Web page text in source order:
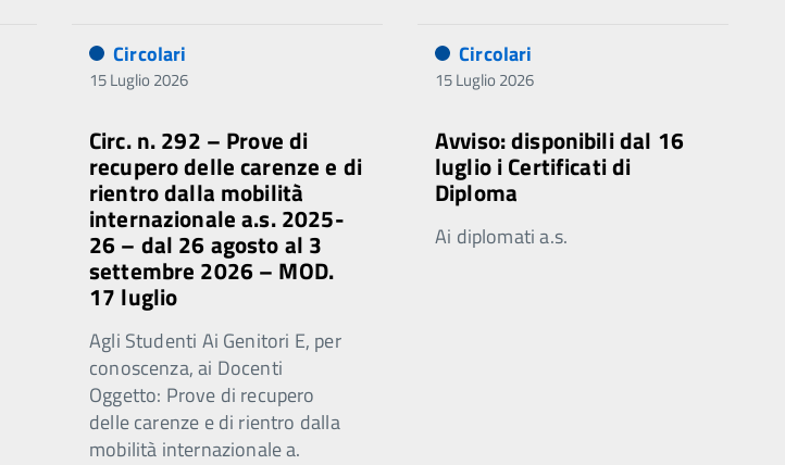
Circolari
15 Luglio 2026
Circ. n. 292 – Prove di
recupero delle carenze e di
rientro dalla mobilità
internazionale a.s. 2025-
26 – dal 26 agosto al 3
settembre 2026 – MOD.
17 luglio
Agli Studenti Ai Genitori E, per
conoscenza, ai Docenti
Oggetto: Prove di recupero
delle carenze e di rientro dalla
mobilità internazionale a.
Circolari
15 Luglio 2026
Avviso: disponibili dal 16
luglio i Certificati di
Diploma
Ai diplomati a.s.